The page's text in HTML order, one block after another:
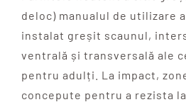
deloc) manualul de utilizare
instalat greșit scaunul,
ventrală și transversală ale
pentru adulți. La impact,
concepute pentru a rezista